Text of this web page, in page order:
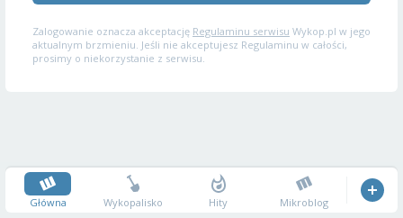
Zalogowanie oznacza akceptację Regulaminu serwisu Wykop.pl w jego
aktualnym brzmieniu. Jeśli nie akceptujesz Regulaminu w całości,
prosimy o niekorzystanie z serwisu.
Główna Wykopalisko Hity Mikroblog